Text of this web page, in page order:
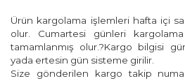
Ürün kargolama işlemleri hafta içi
olur. Cumartesi günleri
tamamlanmış olur.?Kargo bilgisi
yada ertesin gün sisteme girilir.
Size gönderilen kargo takip